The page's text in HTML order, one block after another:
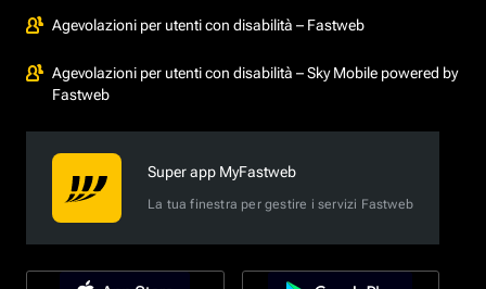
Agevolazioni per utenti con disabilità – Fastweb
Agevolazioni per utenti con disabilità – Sky Mobile powered by
Fastweb
Super app MyFastweb
La tua finestra per gestire i servizi Fastweb